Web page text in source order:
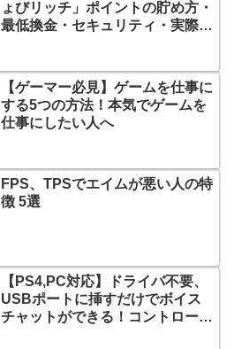
ょびリッチ」ポイントの貯め方・
最低換金・セキュリティ・実際に
【ゲーマー必見】ゲームを仕事に
する5つの方法！本気でゲームを
仕事にしたい人へ
FPS、TPSでエイムが悪い人の特
徴 5選
【PS4,PC対応】ドライバ不要、
USBポートに挿すだけでボイス
チャットができる！コントローラ